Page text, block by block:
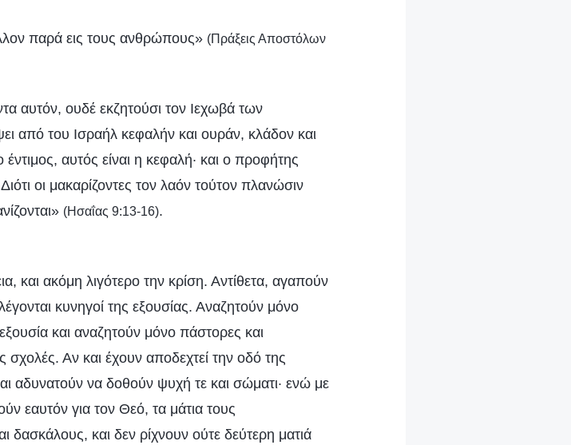
παρά εις τους ανθρώπους» (Πράξεις Αποστόλων
αυτόν, ουδέ εκζητούσι τον Ιεχωβά των
από του Ισραήλ κεφαλήν και ουράν, κλάδον και
αυτός είναι η κεφαλή· και ο προφήτης
οι μακαρίζοντες τον λαόν τούτον πλανώσιν
(Ησαΐας 9:13-16).
και ακόμη λιγότερο την κρίση. Αντίθετα, αγαπούν
κυνηγοί της εξουσίας. Αναζητούν μόνο
και αναζητούν μόνο πάστορες και
Αν και έχουν αποδεχτεί την οδό της
αδυνατούν να δοθούν ψυχή τε και σώματι· ενώ με
εαυτόν για τον Θεό, τα μάτια τους
δασκάλους, και δεν ρίχνουν ούτε δεύτερη ματιά